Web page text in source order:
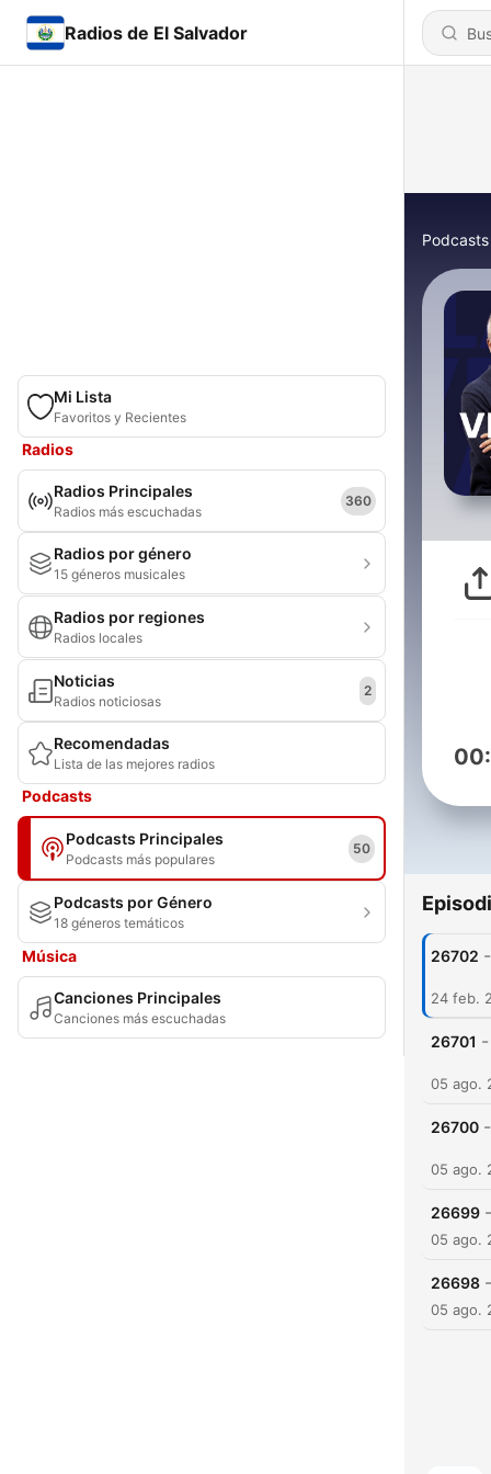
Radios de El Salvador
Mi Lista
Favoritos y Recientes
Radios
Radios Principales
Radios más escuchadas
360
Radios por género
15 géneros musicales
Radios por regiones
Radios locales
Noticias
Radios noticiosas
2
Recomendadas
Lista de las mejores radios
Podcasts
Podcasts Principales
Podcasts más populares
50
Podcasts por Género
18 géneros temáticos
Música
Canciones Principales
Canciones más escuchadas
Podcasts
26702 -
24 feb.
26701 -
05 ago.
26700 -
05 ago.
26699 -
05 ago.
26698 -
05 ago.